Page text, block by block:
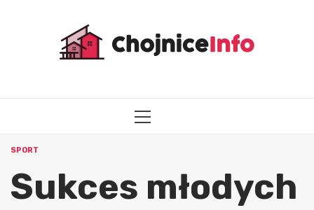
MENU
SPORT
Sukces młodych